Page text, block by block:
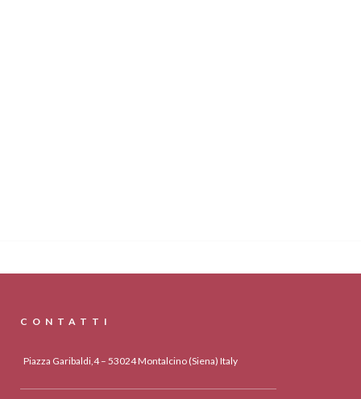
CONTATTI
Piazza Garibaldi,4 – 53024 Montalcino (Siena) Italy